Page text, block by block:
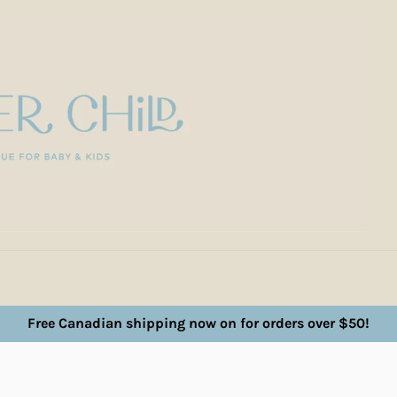
Free Canadian shipping now on for orders over $50!